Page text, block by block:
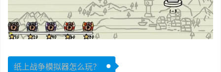
纸上战争模拟器怎么玩？